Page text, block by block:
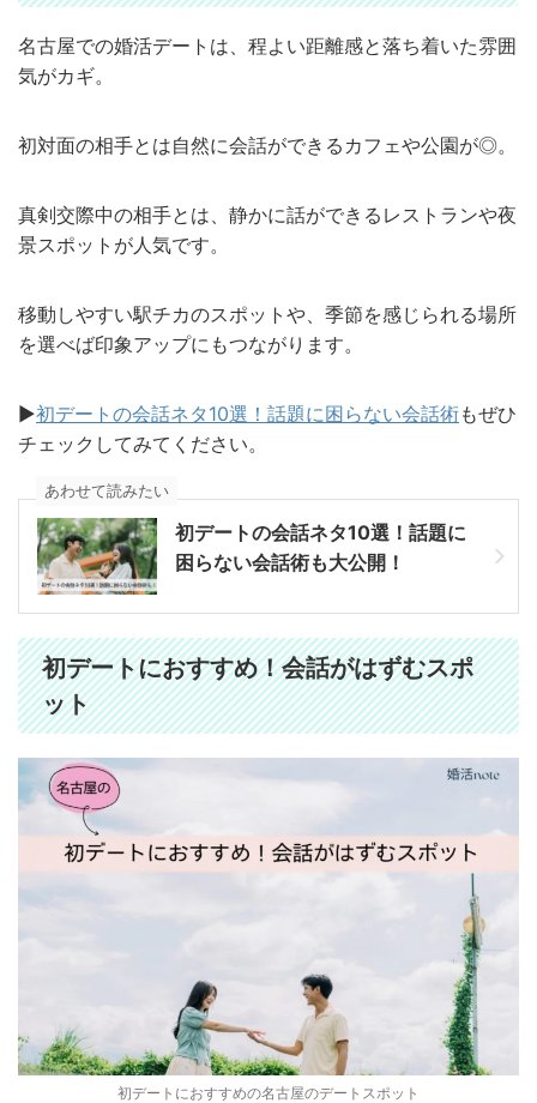
名古屋での婚活デートは、程よい距離感と落ち着いた雰囲
気がカギ。
初対面の相手とは自然に会話ができるカフェや公園が◎。
真剣交際中の相手とは、静かに話ができるレストランや夜
景スポットが人気です。
移動しやすい駅チカのスポットや、季節を感じられる場所
を選べば印象アップにもつながります。
▶︎初デートの会話ネタ10選！話題に困らない会話術もぜひ
チェックしてみてください。
初デートの会話ネタ10選！話題に
困らない会話術も大公開！
あわせて読みたい
初デートにおすすめ！会話がはずむスポ
ット
初デートにおすすめの名古屋のデートスポット